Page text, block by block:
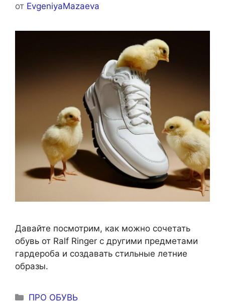
от EvgeniyaMazaeva
Давайте посмотрим, как можно сочетать
обувь от Ralf Ringer с другими предметами
гардероба и создавать стильные летние
образы.
Рубрики
ПРО ОБУВЬ